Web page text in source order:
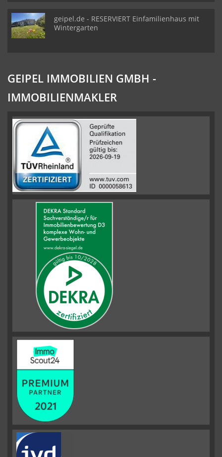
geipel.de - RESERVIERT Einfamilienhaus mit
Wintergarten
GEIPEL IMMOBILIEN GMBH -
IMMOBILIENMAKLER